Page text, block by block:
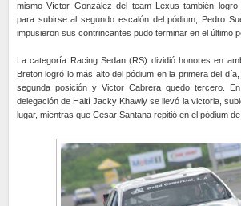
mismo Víctor González del team Lexus también logro
para subirse al segundo escalón del pódium, Pedro
impusieron sus contrincantes pudo terminar en el último
La categoría Racing Sedan (RS) dividió honores en
Breton logró lo más alto del pódium en la primera del
segunda posición y Victor Cabrera quedo tercero.
delegación de Haití Jacky Khawly se llevó la victoria,
lugar, mientras que Cesar Santana repitió en el pódium